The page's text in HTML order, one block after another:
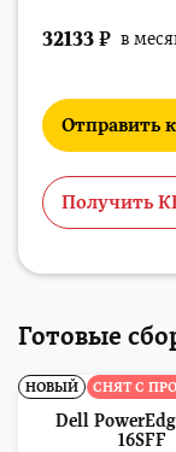
32133 ₽ в
Отправить
Получить
Готовые
Dell
16SFF
НОВЫЙ СНЯТ С